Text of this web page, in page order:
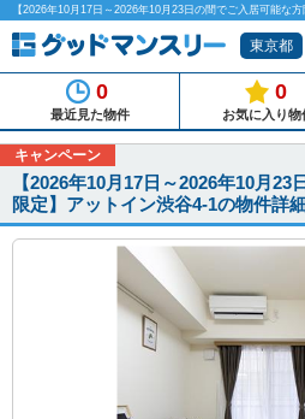
東京都
0
最近見た物件
0
お気に入り物
キャンペーン
【2026年10月17日～2026年10月
限定】アットイン渋谷4-1の物件詳